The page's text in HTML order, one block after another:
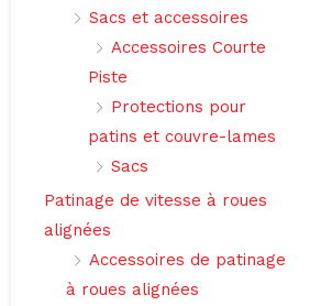
Sacs et accessoires
Accessoires Courte
Piste
Protections pour
patins et couvre-lames
Sacs
Patinage de vitesse à roues
alignées
Accessoires de patinage
à roues alignées